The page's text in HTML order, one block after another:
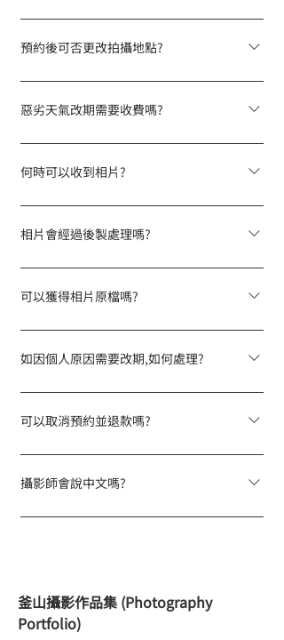
熱門拍攝地點有海雲臺、廣安裏海灘、白淺
灘文化村、空中膠囊列車、龍頭山公園。如
預約後可否更改拍攝地點?
最遲須於拍攝前4天免費變更地點，之後無法
臨時更改。請注意：涉及需購買門票或場地
惡劣天氣改期需要收費嗎?
若因颱風、暴雨等不可抗力天氣因素需要改
期，完全免費。請於拍攝前4天查看天氣預
氣，可直接透過WhatsApp聯絡客服緊急處
何時可以收到相片?
完成拍攝後最快約2-5個工作天後，您會透過
電郵收到線上相簿連結，方便您下載及分
相片會經過後製處理嗎?
相片包含專業調色及光影調整。若需精修圖
片(如去除路人、液化修圖等)，可聯絡客服
可以獲得相片原檔嗎?
我們提供的是經過專業篩選及後製的高清
JPEG檔案，不提供未經編輯的RAW原始檔
如因個人原因需要改期,如何處理?
拍攝日 7 天前提出：收 HKD 200 行政費。
拍攝日前 7 天內提出(不接受當日改期)：
內。涉及門票或場地租用之方案，恕不可改
可以取消預約並退款嗎?
為兼顧攝影師與客人權益，已付款訂單不設
取消退款，但可按改期政策修改拍攝日期。
攝影師會說中文嗎?
我們的在地攝影師均可以國語或英語溝通，
釜山攝影作品集 (Photography
Portfolio)